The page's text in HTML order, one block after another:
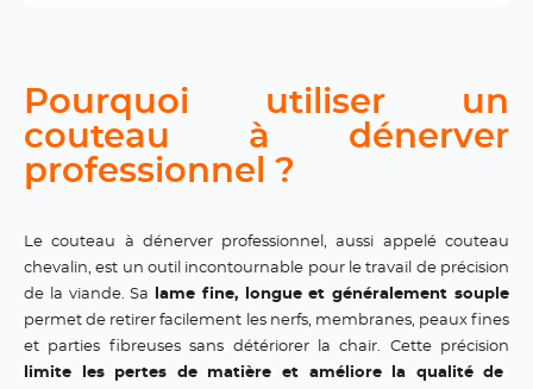
Pourquoi utiliser un
couteau à dénerver
professionnel ?
Le couteau à dénerver professionnel, aussi appelé couteau
chevalin, est un outil incontournable pour le travail de précision
de la viande. Sa
lame fine, longue et généralement souple
permet de retirer facilement les nerfs, membranes, peaux fines
et parties fibreuses sans détériorer la chair. Cette précision
limite les pertes de matière et améliore la qualité de